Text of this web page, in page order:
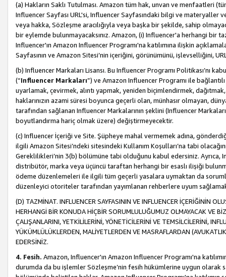
(a) Hakların Saklı Tutulması. Amazon tüm hak, unvan ve menfaatleri
Influencer Sayfası URL'si, Influencer Sayfasındaki bilgi ve materyaller
veya hakka, Sözleşme aracılığıyla veya başka bir şekilde, sahip
bir eylemde bulunmayacaksınız. Amazon, (i) Influencer'a herhangi bir
Influencer'ın Amazon Influencer Programı'na katılımına ilişkin
Sayfasının ve Amazon Sitesi’nin içeriğini, görünümünü, işlevselliğini,
(b) Influencer Markaları Lisansı. Bu Influencer Programı Politikası’nı
(“Influencer Markaları”) ve Amazon Influencer Programı ile
uyarlamak, çevirmek, alıntı yapmak, yeniden biçimlendirmek,
haklarınızın azami süresi boyunca geçerli olan, münhasır olmayan,
tarafından sağlanan Influencer Markalarının şeklini (Influencer
boyutlandırma hariç olmak üzere) değiştirmeyecektir.
(c) Influencer İçeriği ve Site. Şüpheye mahal vermemek adına,
ilgili Amazon Sitesi’ndeki sitesindeki Kullanım Koşulları’na tabi
Gereklilikleri’nin 3(b) bölümüne tabi olduğunu kabul edersiniz. Ayrıca,
distribütör, marka veya üçüncü taraftan herhangi bir esaslı ilişiği
ödeme düzenlemeleri ile ilgili tüm geçerli yasalara uymaktan da
düzenleyici otoriteler tarafından yayımlanan rehberlere uyum
(D) TAZMİNAT. INFLUENCER SAYFASININ VE INFLUENCER İÇERİĞİNİN
HERHANGİ BİR KONUDA HİÇBİR SORUMLULUĞUMUZ OLMAYACAK VE
ÇALIŞANLARINI, YETKİLİLERİNİ, YÖNETİCİLERİNİ VE TEMSİLCİLERİNİ,
YÜKÜMLÜLÜKLERDEN, MALİYETLERDEN VE MASRAFLARDAN
EDERSİNİZ.
4. Fesih. Amazon, Influencer'ın Amazon Influencer Programı'na
durumda da bu işlemler Sözleşme’nin fesih hükümlerine uygun olarak